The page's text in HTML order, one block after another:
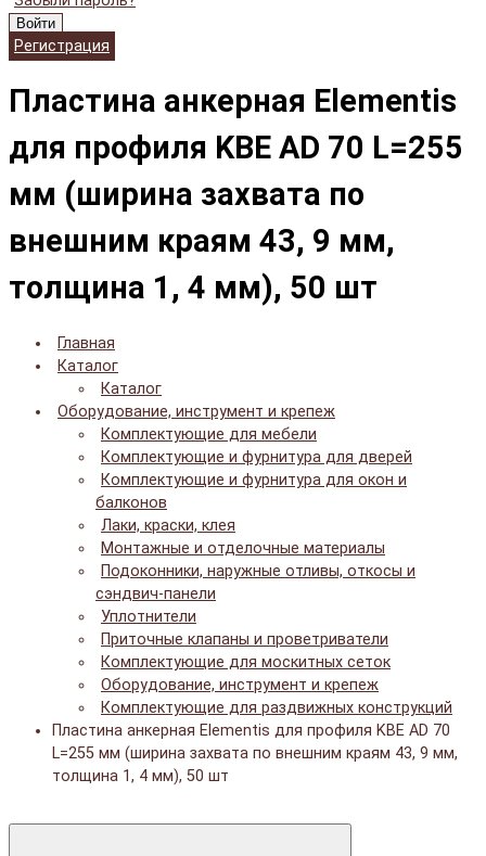
Войти
Регистрация
Пластина анкерная Elementis
для профиля KBE AD 70 L=255
мм (ширина захвата по
внешним краям 43, 9 мм,
толщина 1, 4 мм), 50 шт
Главная
Каталог
Каталог
Оборудование, инструмент и крепеж
Комплектующие для мебели
Комплектующие и фурнитура для дверей
Комплектующие и фурнитура для окон и
балконов
Лаки, краски, клея
Монтажные и отделочные материалы
Подоконники, наружные отливы, откосы и
сэндвич-панели
Уплотнители
Приточные клапаны и проветриватели
Комплектующие для москитных сеток
Оборудование, инструмент и крепеж
Комплектующие для раздвижных конструкций
Пластина анкерная Elementis для профиля KBE AD 70
L=255 мм (ширина захвата по внешним краям 43, 9 мм,
толщина 1, 4 мм), 50 шт